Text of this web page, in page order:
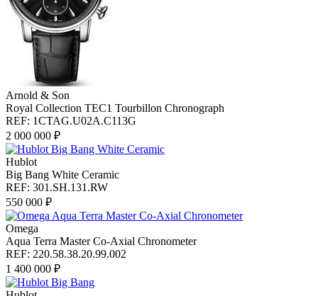
Arnold & Son
Royal Collection TEC1 Tourbillon Chronograph
REF: 1CTAG.U02A.C113G
2 000 000 ₽
Hublot
Big Bang White Ceramic
REF: 301.SH.131.RW
550 000 ₽
Omega
Aqua Terra Master Co-Axial Chronometer
REF: 220.58.38.20.99.002
1 400 000 ₽